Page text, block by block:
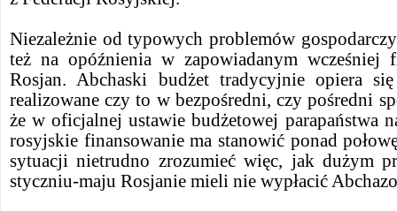
Niezależnie od typowych problemów
też na opóźnienia w zapowiadanym wcześniej
Rosjan. Abchaski budżet tradycyjnie opiera
realizowane czy to w bezpośredni, czy pośredni
że w oficjalnej ustawie budżetowej parapaństwa
rosyjskie finansowanie ma stanowić ponad
sytuacji nietrudno zrozumieć więc, jak dużym
styczniu-maju Rosjanie mieli nie wypłacić